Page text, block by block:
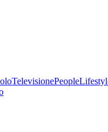
TelevisionePeople